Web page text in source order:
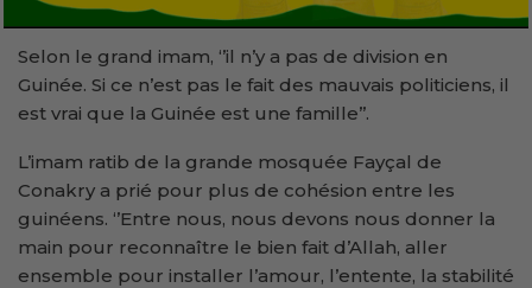
Selon le grand imam, ‘’il n’y a pas de division en
Guinée. Si ce n’est pas le fait des mauvais politiciens, il
est vrai que la Guinée est une famille’’.
L’imam ratib de la grande mosquée Fayçal de
Conakry a prié pour plus de cohésion entre les
guinéens. ‘’Entre nous, nous devons nous donner la
main pour reconnaître le bien fait d’Allah, aller
ensemble pour installer l’amour, l’entente, la stabilité